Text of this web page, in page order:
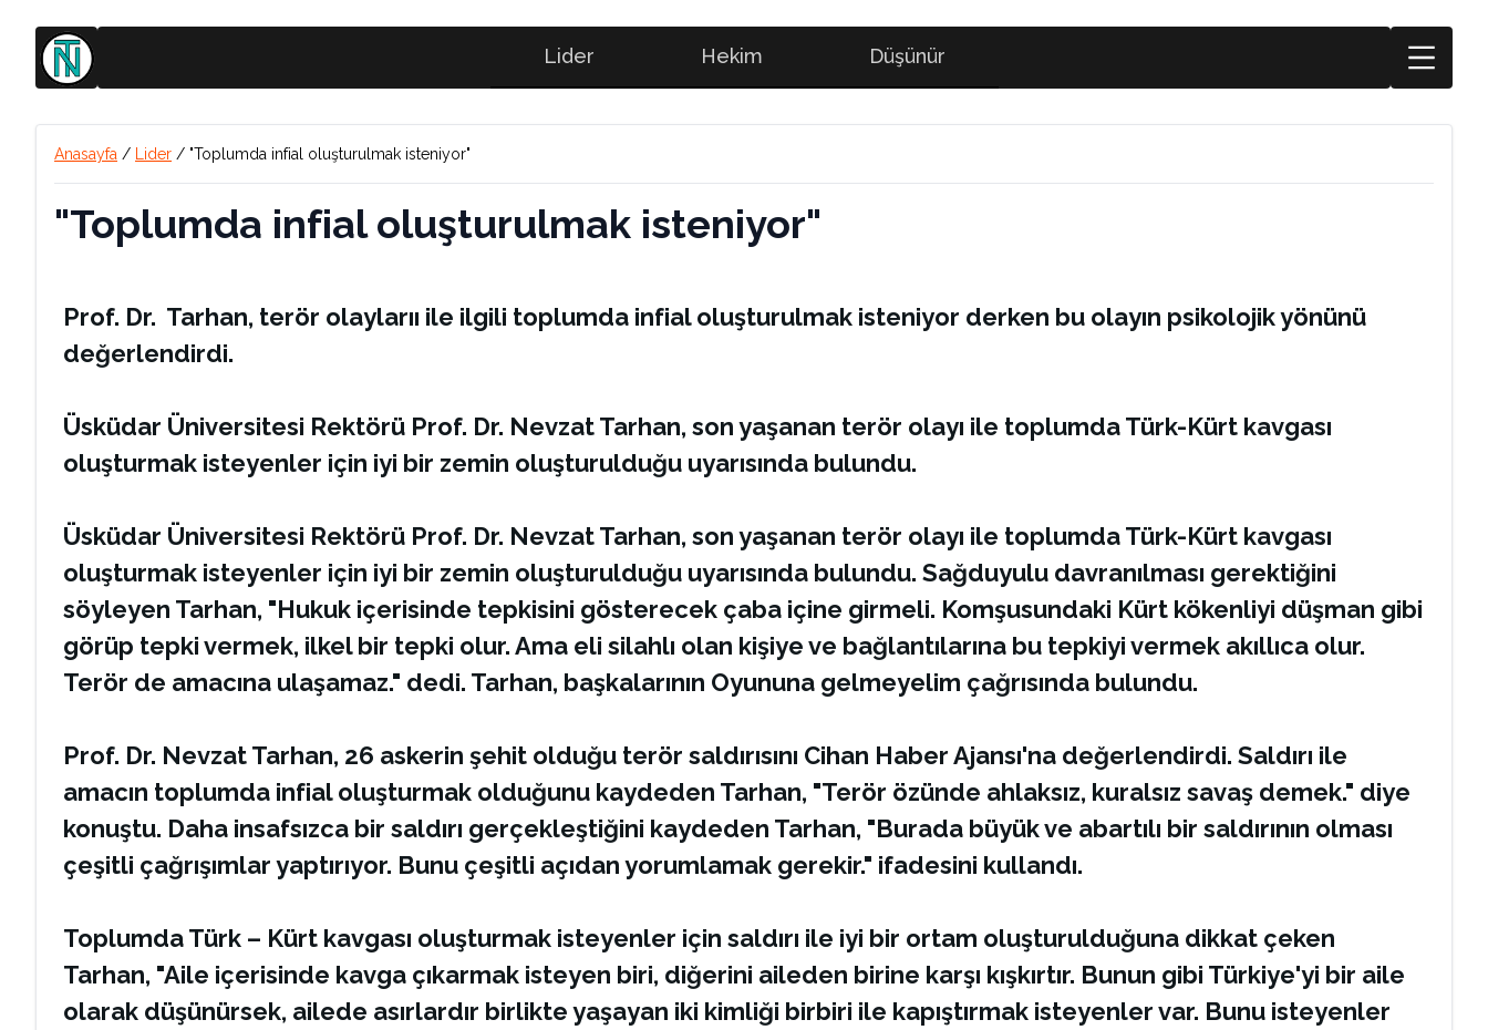
Lider Hekim Düşünür
Anasayfa / Lider / "Toplumda infial oluşturulmak isteniyor"
"Toplumda infial oluşturulmak isteniyor"
Prof. Dr. Tarhan, terör olaylarıı ile ilgili toplumda infial oluşturulmak isteniyor derken bu olayın psikolojik yönünü
değerlendirdi.
Üsküdar Üniversitesi Rektörü Prof. Dr. Nevzat Tarhan, son yaşanan terör olayı ile toplumda Türk-Kürt kavgası
oluşturmak isteyenler için iyi bir zemin oluşturulduğu uyarısında bulundu.
Üsküdar Üniversitesi Rektörü Prof. Dr. Nevzat Tarhan, son yaşanan terör olayı ile toplumda Türk-Kürt kavgası
oluşturmak isteyenler için iyi bir zemin oluşturulduğu uyarısında bulundu. Sağduyulu davranılması gerektiğini
söyleyen Tarhan, "Hukuk içerisinde tepkisini gösterecek çaba içine girmeli. Komşusundaki Kürt kökenliyi düşman gibi
görüp tepki vermek, ilkel bir tepki olur. Ama eli silahlı olan kişiye ve bağlantılarına bu tepkiyi vermek akıllıca olur.
Terör de amacına ulaşamaz." dedi. Tarhan, başkalarının Oyununa gelmeyelim çağrısında bulundu.
Prof. Dr. Nevzat Tarhan, 26 askerin şehit olduğu terör saldırısını Cihan Haber Ajansı'na değerlendirdi. Saldırı ile
amacın toplumda infial oluşturmak olduğunu kaydeden Tarhan, "Terör özünde ahlaksız, kuralsız savaş demek." diye
konuştu. Daha insafsızca bir saldırı gerçekleştiğini kaydeden Tarhan, "Burada büyük ve abartılı bir saldırının olması
çeşitli çağrışımlar yaptırıyor. Bunu çeşitli açıdan yorumlamak gerekir." ifadesini kullandı.
Toplumda Türk – Kürt kavgası oluşturmak isteyenler için saldırı ile iyi bir ortam oluşturulduğuna dikkat çeken
Tarhan, "Aile içerisinde kavga çıkarmak isteyen biri, diğerini aileden birine karşı kışkırtır. Bunun gibi Türkiye'yi bir aile
olarak düşünürsek, ailede asırlardır birlikte yaşayan iki kimliği birbiri ile kapıştırmak isteyenler var. Bunu isteyenler